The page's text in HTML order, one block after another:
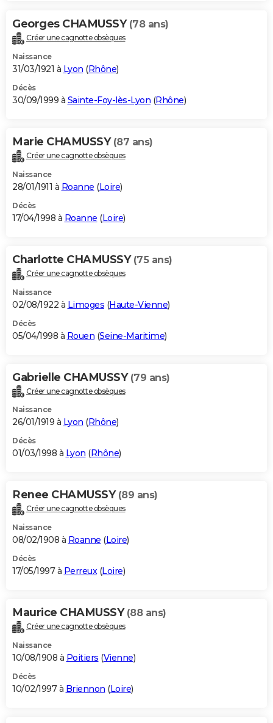
Georges CHAMUSSY (78 ans)
Créer une cagnotte obsèques
Naissance
31/03/1921 à Lyon (Rhône)
Décès
30/09/1999 à Sainte-Foy-lès-Lyon (Rhône)
Marie CHAMUSSY (87 ans)
Créer une cagnotte obsèques
Naissance
28/01/1911 à Roanne (Loire)
Décès
17/04/1998 à Roanne (Loire)
Charlotte CHAMUSSY (75 ans)
Créer une cagnotte obsèques
Naissance
02/08/1922 à Limoges (Haute-Vienne)
Décès
05/04/1998 à Rouen (Seine-Maritime)
Gabrielle CHAMUSSY (79 ans)
Créer une cagnotte obsèques
Naissance
26/01/1919 à Lyon (Rhône)
Décès
01/03/1998 à Lyon (Rhône)
Renee CHAMUSSY (89 ans)
Créer une cagnotte obsèques
Naissance
08/02/1908 à Roanne (Loire)
Décès
17/05/1997 à Perreux(Loire)
Maurice CHAMUSSY (88 ans)
Créer une cagnotte obsèques
Naissance
10/08/1908 à Poitiers (Vienne)
Décès
10/02/1997 à Briennon (Loire)